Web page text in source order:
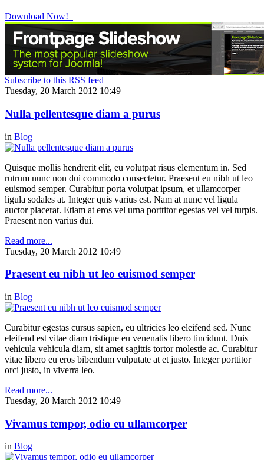
Download Now!
Subscribe to this RSS feed
Tuesday, 20 March 2012 10:49
Nulla pellentesque diam a purus
in Blog
Quisque mollis hendrerit elit, eu volutpat risus elementum in. Sed
rutrum nunc non dui commodo consectetur. Praesent eu nibh ut leo
euismod semper. Curabitur porta volutpat ipsum, et ullamcorper
ligula sodales at. Integer quis varius est. Nam at nunc vel ligula
auctor placerat. Etiam at eros vel urna porttitor egestas vel vel turpis.
Praesent non varius dui.
Read more...
Tuesday, 20 March 2012 10:49
Praesent eu nibh ut leo euismod semper
in Blog
Curabitur egestas cursus sapien, eu ultricies leo eleifend sed. Nunc
eleifend est vitae diam tristique eu venenatis libero tincidunt. Duis
vehicula vehicula diam, sit amet sagittis tortor molestie ac. Curabitur
vitae libero eu eros bibendum vulputate at et justo. Integer porttitor
orci justo, in viverra leo.
Read more...
Tuesday, 20 March 2012 10:49
Vivamus tempor, odio eu ullamcorper
in Blog